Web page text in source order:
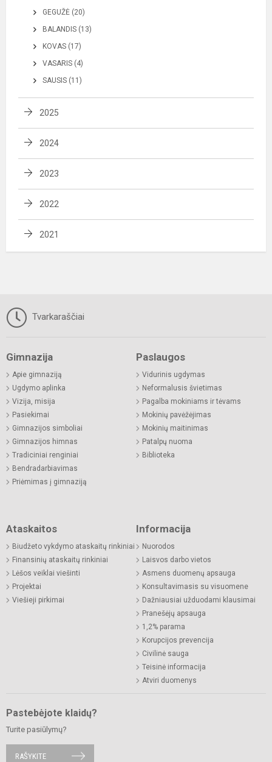
GEGUŽĖ (20)
BALANDIS (13)
KOVAS (17)
VASARIS (4)
SAUSIS (11)
2025
2024
2023
2022
2021
Tvarkaraščiai
Gimnazija
Apie gimnaziją
Ugdymo aplinka
Vizija, misija
Pasiekimai
Gimnazijos simboliai
Gimnazijos himnas
Tradiciniai renginiai
Bendradarbiavimas
Priėmimas į gimnaziją
Paslaugos
Vidurinis ugdymas
Neformalusis švietimas
Pagalba mokiniams ir tėvams
Mokinių pavėžėjimas
Mokinių maitinimas
Patalpų nuoma
Biblioteka
Ataskaitos
Biudžeto vykdymo ataskaitų rinkiniai
Finansinių ataskaitų rinkiniai
Lėšos veiklai viešinti
Projektai
Viešieji pirkimai
Informacija
Nuorodos
Laisvos darbo vietos
Asmens duomenų apsauga
Konsultavimasis su visuomene
Dažniausiai užduodami klausimai
Pranešėjų apsauga
1,2% parama
Korupcijos prevencija
Civilinė sauga
Teisinė informacija
Atviri duomenys
Pastebėjote klaidų?
Turite pasiūlymų?
RAŠYKITE